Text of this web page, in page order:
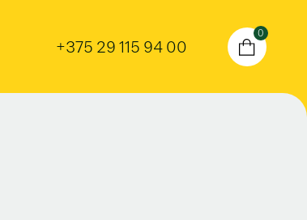
+375 29 115 94 00
0